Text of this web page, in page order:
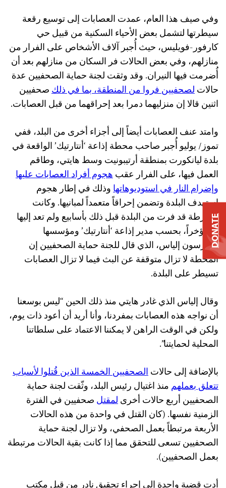
وفي صيف هذا العام، عمدت العصابات إلى توسيع رقعة
سيطرتها لتشمل بعض الأحياء السكنية من قبيل حي
كارفور-فويليس، حيث أُجبر آلاف الأشخاص على الفرار من
منازلهم، وفي بعض الحالات فر السكان من منازلهم بعد أن
أُضرمت فيها النيران. وقد وثقت لجنة حماية الصحفيين عدة
حالاتلصحفيين فروا من المنطقة، بما في ذلكصحفيين
اثنين قالا إن منزليهما دمرا بعد إحراقهما من قبل العصابات.
وامتد عنف العصابات أيضاً إلى أجزاء أخرى من البلد، ففي
تموز/ يوليو أُجبر صاحب محطة إذاعة ‘أنتارتيك’ الواقعة في
بلدة ليانكورت بمنطقة أرتيبونيت وسط هايتي، وطاقم
العمل فيها، على الفرار عقبهجوم أفراد العصابات عليها
وإضرام النار في استوديوهاتهاوذلك في إطار هجوم
استهدف البلدة وتضمن إحراقاً متعمداً لمبانيها. وكانت
الشرطة قد فرت من البلدة قبل ذلك بأسابيع ولم تعد إليها
إلا مؤخراً، بحسب مدير إذاعة ‘أنتارتيك’ ومؤسسها
رودرسون إلياس، الذي قال للجنة حماية الصحفيين إن
المحطة لا تزال متوقفة عن البث فيما لا تزال العصابات
تسيطر على البلدة.
وقال إلياس الذي غادر هايتي منذ ذلك الحين “ليس بوسعنا
أن نواجه هذه العصابات بمفردنا، وأنا أريد أن أعود ذات يوم،
ولكن في الوقت الراهن لا يمكننا الاعتماد على سلطاتنا
المحلية لحمايتنا”.
بالإضافة إلى حالاتالصحفيين الخمسة الذين قُتلوا لأسباب
تتعلق بعملهم منذ اغتيال رئيس البلد، وثّقت لجنة حماية
الصحفيين أربع حالات أخرىلمقتل صحفيين في الفترة
الزمنية نفسها. (كان القتل في واحدة من هذه الحالات
الأربعة مرتبطاً بعمل الصحفي، ولا تزال لجنة حماية
الصحفيين تسعى للتحقق مما إذا كانت بقية الحالات مرتبطة
بعمل الصحفيين).
DONATE